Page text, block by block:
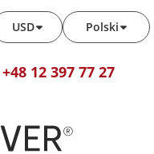
Polski
USD
+48 12 397 77 27